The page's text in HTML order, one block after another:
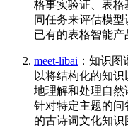
格事实验证、表
同任务来评估模
已有的表格智能产
meet-libai ：知识
以将结构化的知
地理解和处理自然
针对特定主题的
的古诗词文化知